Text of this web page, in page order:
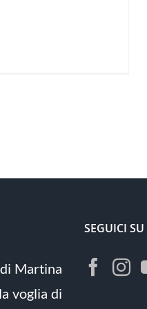
Martina
voglia di
SEGUICI SU